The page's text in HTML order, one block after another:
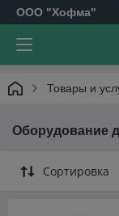
OOO "Хофма"
Товары и
Оборудование
Сортировка